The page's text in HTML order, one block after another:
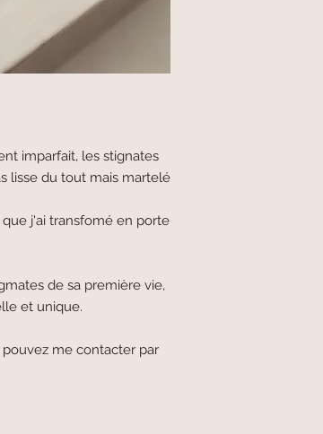
imparfait, les stignates
lisse du tout mais martelé
j'ai transfomé en porte
de sa première vie,
et unique.
me contacter par